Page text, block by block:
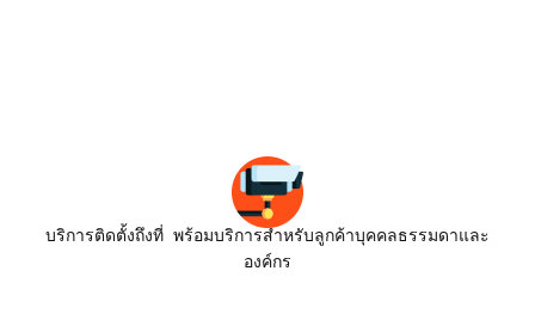
บริการติดตั้งถึงที่ พร้อมบริการสำหรับลูกค้าบุคคลธรรมดาและ
องค์กร